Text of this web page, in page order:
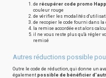
de récupérer code promo
couleur rouge
de vérifier les modalités
de recopier le code fourni dans la
la remise accordée est alors
il ne vous reste plus qu'à régler
remisé
Autres réductions possible
Outre le code de réduction, qui donne un
également possible de bénéficier